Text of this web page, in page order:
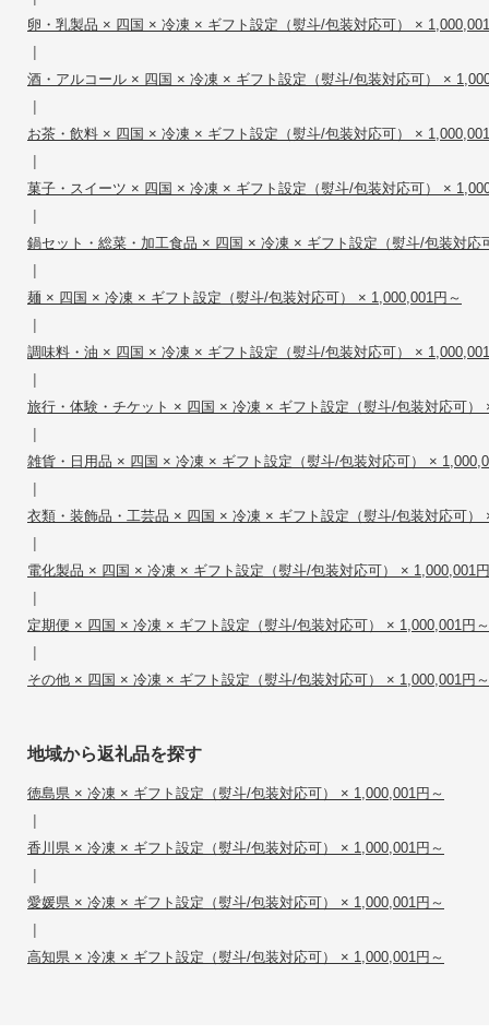
卵・乳製品 × 四国 × 冷凍 × ギフト設定（熨斗/包装対応可） ×
|
酒・アルコール × 四国 × 冷凍 × ギフト設定（熨斗/包装対応可） ×
|
お茶・飲料 × 四国 × 冷凍 × ギフト設定（熨斗/包装対応可） ×
|
菓子・スイーツ × 四国 × 冷凍 × ギフト設定（熨斗/包装対応可） ×
|
鍋セット・総菜・加工食品 × 四国 × 冷凍 × ギフト設定（熨斗/包装対応
|
麺 × 四国 × 冷凍 × ギフト設定（熨斗/包装対応可） × 1,000,001円～
|
調味料・油 × 四国 × 冷凍 × ギフト設定（熨斗/包装対応可） ×
|
旅行・体験・チケット × 四国 × 冷凍 × ギフト設定（熨斗/包装対応可）
|
雑貨・日用品 × 四国 × 冷凍 × ギフト設定（熨斗/包装対応可） ×
|
衣類・装飾品・工芸品 × 四国 × 冷凍 × ギフト設定（熨斗/包装対応可）
|
電化製品 × 四国 × 冷凍 × ギフト設定（熨斗/包装対応可） × 1,000,001
|
定期便 × 四国 × 冷凍 × ギフト設定（熨斗/包装対応可） × 1,000,001円～
|
その他 × 四国 × 冷凍 × ギフト設定（熨斗/包装対応可） × 1,000,001円～
地域から返礼品を探す
徳島県 × 冷凍 × ギフト設定（熨斗/包装対応可） × 1,000,001円～
|
香川県 × 冷凍 × ギフト設定（熨斗/包装対応可） × 1,000,001円～
|
愛媛県 × 冷凍 × ギフト設定（熨斗/包装対応可） × 1,000,001円～
|
高知県 × 冷凍 × ギフト設定（熨斗/包装対応可） × 1,000,001円～